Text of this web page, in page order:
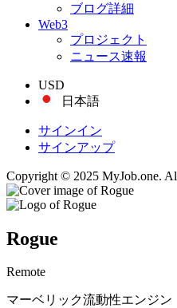
ブログ詳細
Web3
プロジェクト
ニュース速報
USD
日本語
サインイン
サインアップ
Copyright © 2025 MyJob.one.
Rogue
Remote
マーベリック流動性エンジン